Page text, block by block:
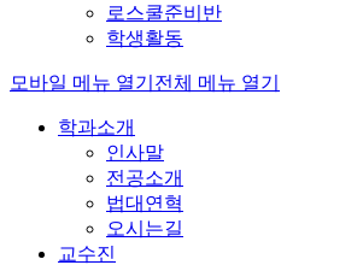
로스쿨준비반
학생활동
모바일 메뉴 열기 전체 메뉴 열기
학과소개
인사말
전공소개
법대연혁
오시는길
교수진